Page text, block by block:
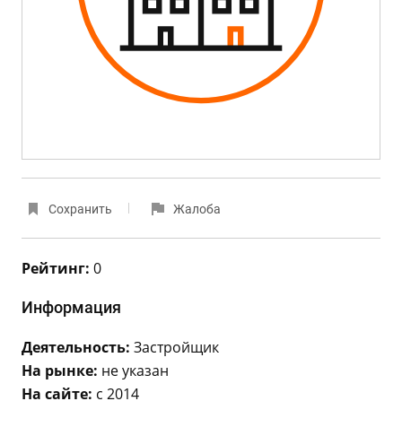
Сохранить Жалоба
Рейтинг: 0
Информация
Деятельность: Застройщик
На рынке: не указан
На сайте: с 2014